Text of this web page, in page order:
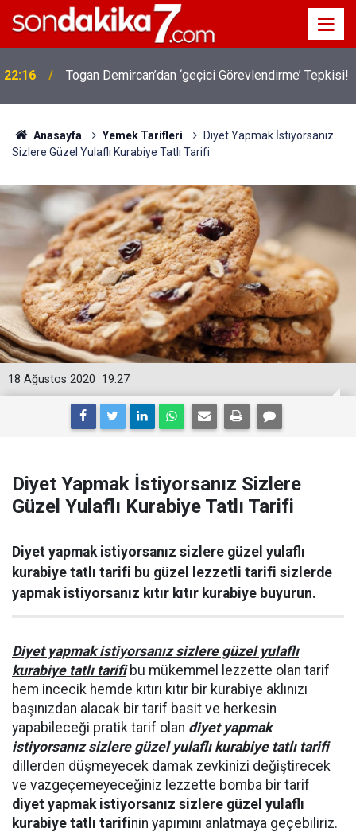
22:16 Togan Demircan’dan ‘geçici Görevlendirme’ Tepkisi!
Anasayfa Yemek Tarifleri
Diyet Yapmak İstiyorsanız
Sizlere Güzel Yulaflı Kurabiye Tatlı Tarifi
19:27
18 Ağustos 2020
Diyet Yapmak İstiyorsanız Sizlere
Güzel Yulaflı Kurabiye Tatlı Tarifi
Diyet yapmak istiyorsanız sizlere güzel yulaflı
kurabiye tatlı tarifi bu güzel lezzetli tarifi sizlerde
yapmak istiyorsanız kıtır kıtır kurabiye buyurun.
Diyet yapmak istiyorsanız sizlere güzel yulaflı
kurabiye tatlı tarifibu mükemmel lezzette olan tarif
hem incecik hemde kıtırı kıtır bir kurabiye aklınızı
başınızdan alacak bir tarif basit ve herkesin
yapabileceği pratik tarif olan diyet yapmak
istiyorsanız sizlere güzel yulaflı kurabiye tatlı tarifi
dillerden düşmeyecek damak zevkinizi değiştirecek
ve vazgeçemeyeceğiniz lezzette bomba bir tarif
diyet yapmak istiyorsanız sizlere güzel yulaflı
kurabiye tatlı tarifinin yapımını anlatmaya geçebiliriz.